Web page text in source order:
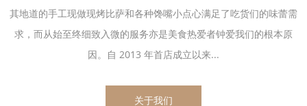
其地道的手工现做现烤比萨和各种馋嘴小点心满足了吃货们的味蕾需
求，而从始至终细致入微的服务亦是美食热爱者钟爱我们的根本原
因。自 2013 年首店成立以来...
关于我们